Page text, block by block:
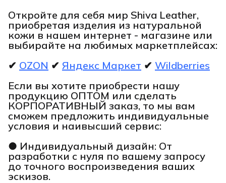
Откройте для себя мир Shiva Leather,
приобретая изделия из натуральной
кожи в нашем интернет - магазине или
выбирайте на любимых маркетплейсах:
✔ OZON ✔ Яндекс Маркет ✔ Wildberries
Если вы хотите приобрести нашу
продукцию ОПТОМ или сделать
КОРПОРАТИВНЫЙ заказ, то мы вам
сможем предложить индивидуальные
условия и наивысший сервис:
● Индивидуальный дизайн: От
разработки с нуля по вашему запросу
до точного воспроизведения ваших
эскизов.